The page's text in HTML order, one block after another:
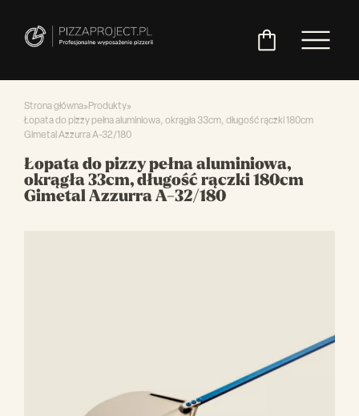
piece
do
pizzy
do
ciasta
do
ciasta
do
pizzy
asortyment
Strona główna»Produkty»
Łopata do pizzy pełna aluminiowa, okrągła 33cm, długość rączki 180cm
Gimetal Azzurra A-32/180
Łopata do pizzy pełna aluminiowa,
okrągła 33cm, długość rączki 180cm
Gimetal Azzurra A-32/180